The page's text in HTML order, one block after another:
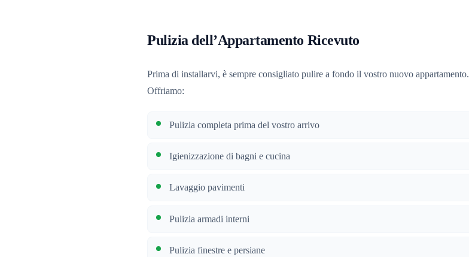
Pulizia dell’Appartamento Ricevuto
Prima di installarvi, è sempre consigliato pulire a fondo il vostro nuovo appartamento.
Offriamo:
Pulizia completa prima del vostro arrivo
Igienizzazione di bagni e cucina
Lavaggio pavimenti
Pulizia armadi interni
Pulizia finestre e persiane